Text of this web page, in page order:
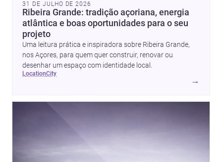
31 DE JULHO DE 2026
Ribeira Grande: tradição açoriana, energia
atlântica e boas oportunidades para o seu
projeto
Uma leitura prática e inspiradora sobre Ribeira Grande,
nos Açores, para quem quer construir, renovar ou
desenhar um espaço com identidade local.
location city
→